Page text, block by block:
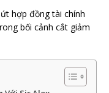
hợp đồng tài chính
bối cảnh cắt giảm